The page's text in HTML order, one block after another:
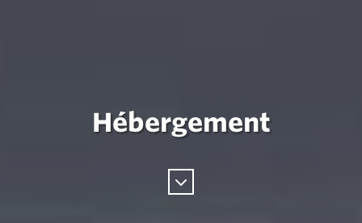
Hébergement